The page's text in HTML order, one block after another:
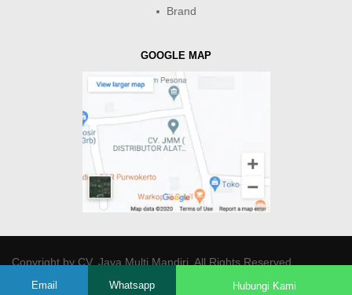
Brand
GOOGLE MAP
Copyright byCV. Java Multi Mandiri. All Rights Reserved.
Email Whatsapp Hubungi Kami